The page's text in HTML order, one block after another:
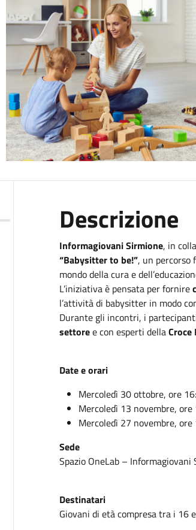
Descrizione
Informagiovani Sirmione, in
“Babysitter to be!”, un percorso
mondo della cura e
L’iniziativa è pensata per fornire
l’attività di babysitter in modo
Durante gli incontri, i
settoree con esperti dellaCroce
Date e orari
Mercoledì 30 ottobre, ore
Mercoledì 13 novembre,
Mercoledì 27 novembre,
Sede
Spazio OneLab – Informagiovani
Destinatari
Giovani di età compresa tra i 16